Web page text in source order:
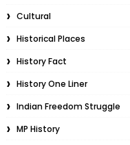
Cultural
Historical Places
History Fact
History One Liner
Indian Freedom Struggle
MP History